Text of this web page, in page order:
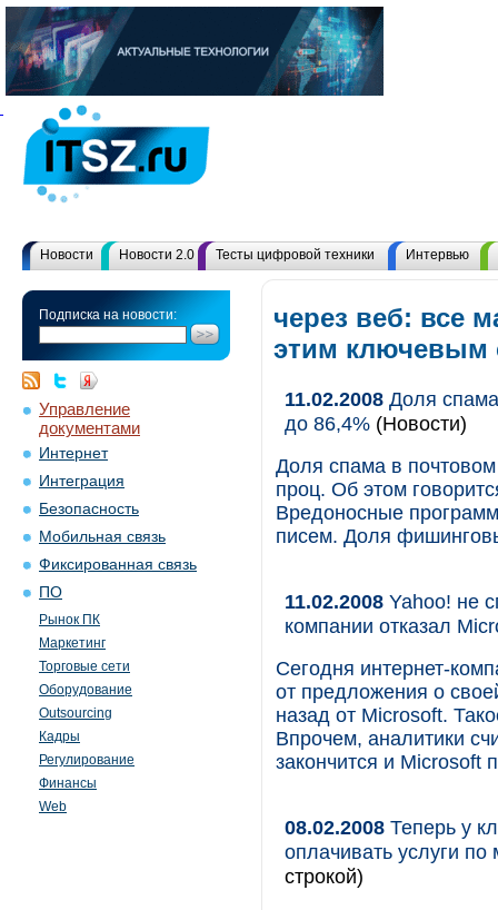
Новости Новости 2.0 Тесты цифровой техники Интервью
Подписка на новости:
Управление
документами
Интернет
Интеграция
Безопасность
Мобильная связь
Фиксированная связь
ПО
Рынок ПК
Маркетинг
Торговые сети
Оборудование
Outsourcing
Кадры
Регулирование
Финансы
Web
через веб: все
этим ключевым
11.02.2008 Доля
до 86,4% (Новости)
Доля спама в
проц. Об этом
Вредоносные
писем. Доля
11.02.2008 Yahoo! не
компании отказал
Сегодня интернет-
от предложения о
назад от Microsoft.
Впрочем, аналитики
закончится и Microsoft
08.02.2008 Теперь у
оплачивать услуги
строкой)